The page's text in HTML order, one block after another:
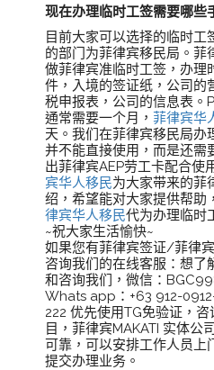
现在办理临时工签需要哪些
目前大家可以选择的临时工
的部门为菲律宾移民局。菲
做菲律宾准临时工签，办理
件，入境的签证纸，公司的
税申报表，公司的信息表。
通常需要一个月， 菲律宾华
天。我们在菲律宾移民局办
并不能直接使用，而是还需
出菲律宾AEP劳工卡配合使
宾华人移民为大家带来的菲
绍，希望能对大家提供帮助
律宾华人移民代为办理临时
~祝大家生活愉快~
如果您有菲律宾签证/菲律
咨询我们的在线客服：想了
和咨询我们，微信：
Whats app：+63 912-
222 优先使用TG免验证，
目，菲律宾MAKATI 实体公
可靠，可以安排工作人员上
提交办理业务。